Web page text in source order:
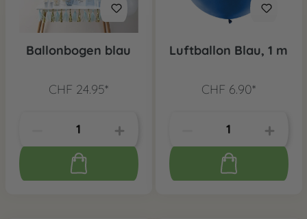
Ballonbogen blau
CHF 24.95*
Luftballon Blau, 1 m
CHF 6.90*